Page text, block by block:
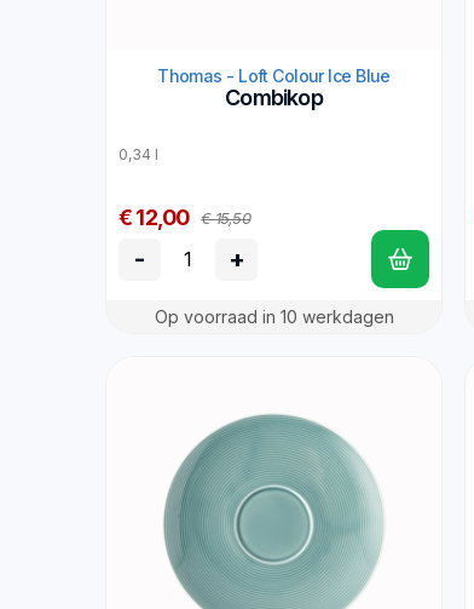
Thomas - Loft Colour Ice Blue
Combikop
0,34 l
€ 12,00 € 15,50
- +
Op voorraad in 10 werkdagen